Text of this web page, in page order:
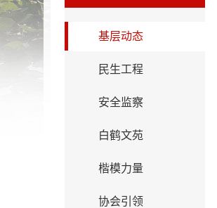
基层动态
民生工程
安全监察
白鹤文苑
楷模力量
协会引领